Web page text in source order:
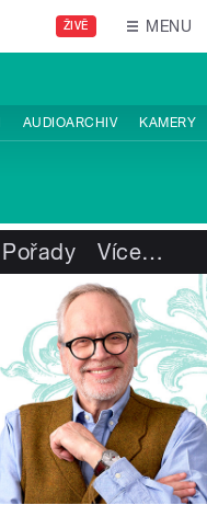
ŽIVĚ MENU
AUDIOARCHIV KAMERY
Pořady Více…